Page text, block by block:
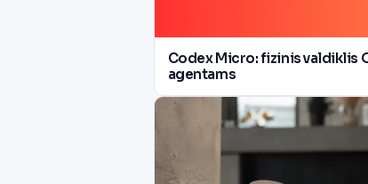
Codex Micro: fizinis valdiklis
agentams